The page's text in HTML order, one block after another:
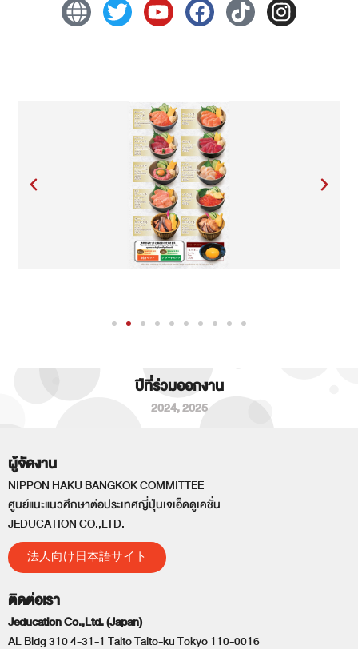
ปีที่ร่วมออกงาน
2024,2025
ผู้จัดงาน
NIPPON HAKU BANGKOK COMMITTEE
ศูนย์แนะแนวศึกษาต่อประเทศญี่ปุ่นเจเอ็ดดูเคชั่น
JEDUCATION CO.,LTD.
法人向け日本語サイト
ติดต่อเรา
Jeducation Co.,Ltd. (Japan)
AL Bldg 310 4-31-1 Taito Taito-ku Tokyo 110-0016